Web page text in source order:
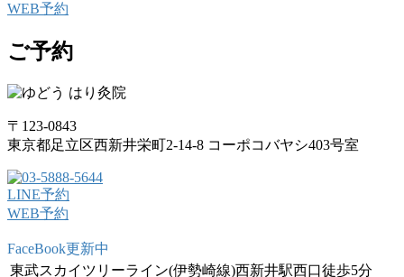
WEB予約
ご予約
〒123-0843
東京都足立区西新井栄町2-14-8 コーポコバヤシ403号室
LINE予約
WEB予約
FaceBook更新中
東武スカイツリーライン(伊勢崎線)西新井駅西口徒歩5分